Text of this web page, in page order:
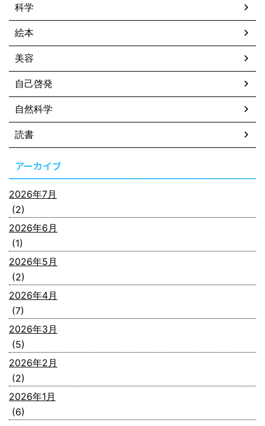
科学
絵本
美容
自己啓発
自然科学
読書
アーカイブ
2026年7月
(2)
2026年6月
(1)
2026年5月
(2)
2026年4月
(7)
2026年3月
(5)
2026年2月
(2)
2026年1月
(6)